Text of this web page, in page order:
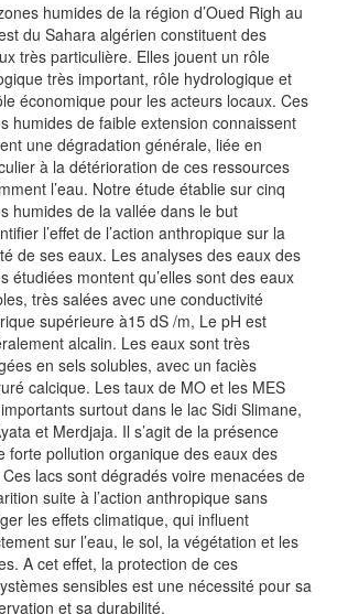
humides de la région d’Oued Righ au
du Sahara algérien constituent des
très particulière. Elles jouent un rôle
très important, rôle hydrologique et
économique pour les acteurs locaux. Ces
humides de faible extension connaissent
une dégradation générale, liée en
à la détérioration de ces ressources
l’eau. Notre étude établie sur cinq
humides de la vallée dans le but
l’effet de l’action anthropique sur la
de ses eaux. Les analyses des eaux des
étudiées montent qu’elles sont des eaux
très salées avec une conductivité
supérieure à15 dS /m, Le pH est
alcalin. Les eaux sont très
en sels solubles, avec un faciès
calcique. Les taux de MO et les MES
surtout dans le lac Sidi Slimane,
et Merdjaja. Il s’agit de la présence
forte pollution organique des eaux des
Ces lacs sont dégradés voire menacées de
suite à l’action anthropique sans
les effets climatique, qui influent
sur l’eau, le sol, la végétation et les
A cet effet, la protection de ces
sensibles est une nécessité pour sa
et sa durabilité.